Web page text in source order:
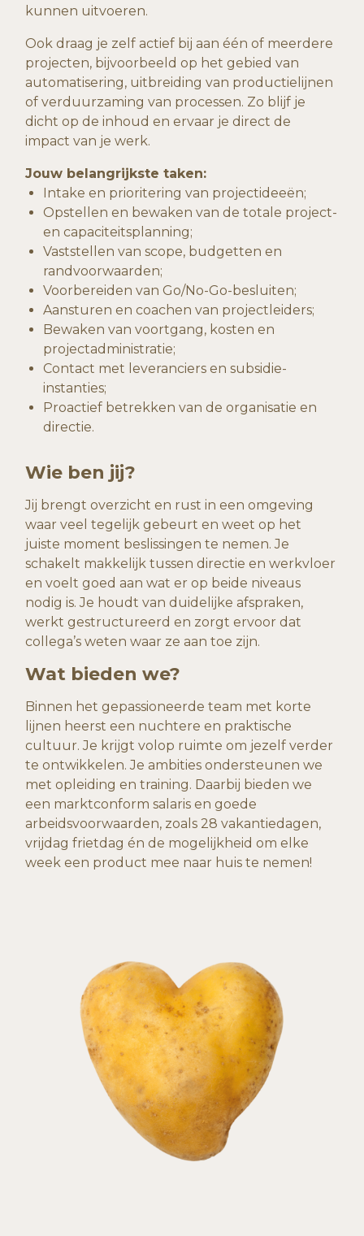
kunnen uitvoeren.
Ook draag je zelf actief bij aan één of meerdere
projecten, bijvoorbeeld op het gebied van
automatisering, uitbreiding van productielijnen
of verduurzaming van processen. Zo blijf je
dicht op de inhoud en ervaar je direct de
impact van je werk.
Jouw belangrijkste taken:
Intake en prioritering van projectideeën;
Opstellen en bewaken van de totale project-
en capaciteitsplanning;
Vaststellen van scope, budgetten en
randvoorwaarden;
Voorbereiden van Go/No-Go-besluiten;
Aansturen en coachen van projectleiders;
Bewaken van voortgang, kosten en
projectadministratie;
Contact met leveranciers en subsidie-
instanties;
Proactief betrekken van de organisatie en
directie.
Wie ben jij?
Jij brengt overzicht en rust in een omgeving
waar veel tegelijk gebeurt en weet op het
juiste moment beslissingen te nemen. Je
schakelt makkelijk tussen directie en werkvloer
en voelt goed aan wat er op beide niveaus
nodig is. Je houdt van duidelijke afspraken,
werkt gestructureerd en zorgt ervoor dat
collega’s weten waar ze aan toe zijn.
Wat bieden we?
Binnen het gepassioneerde team met korte
lijnen heerst een nuchtere en praktische
cultuur. Je krijgt volop ruimte om jezelf verder
te ontwikkelen. Je ambities ondersteunen we
met opleiding en training. Daarbij bieden we
een marktconform salaris en goede
arbeidsvoorwaarden, zoals 28 vakantiedagen,
vrijdag frietdag én de mogelijkheid om elke
week een product mee naar huis te nemen! ­­